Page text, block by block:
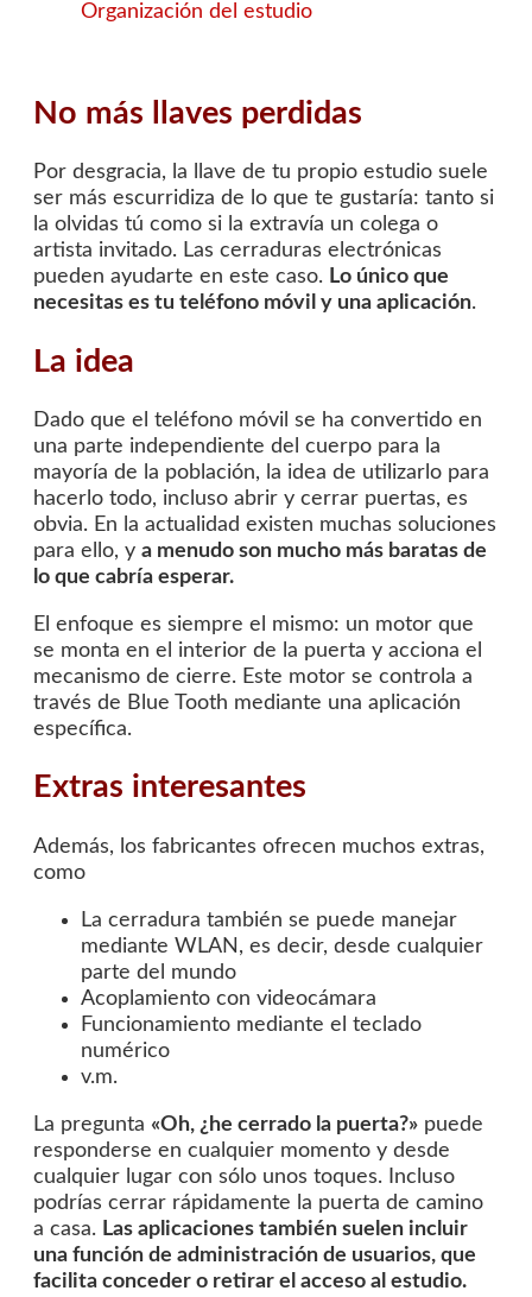
Organización del estudio
No más llaves perdidas
Por desgracia, la llave de tu propio estudio suele
ser más escurridiza de lo que te gustaría: tanto si
la olvidas tú como si la extravía un colega o
artista invitado. Las cerraduras electrónicas
pueden ayudarte en este caso. Lo único que
necesitas es tu teléfono móvil y una aplicación.
La idea
Dado que el teléfono móvil se ha convertido en
una parte independiente del cuerpo para la
mayoría de la población, la idea de utilizarlo para
hacerlo todo, incluso abrir y cerrar puertas, es
obvia. En la actualidad existen muchas soluciones
para ello, y a menudo son mucho más baratas de
lo que cabría esperar.
El enfoque es siempre el mismo: un motor que
se monta en el interior de la puerta y acciona el
mecanismo de cierre. Este motor se controla a
través de Blue Tooth mediante una aplicación
específica.
Extras interesantes
Además, los fabricantes ofrecen muchos extras,
como
La cerradura también se puede manejar
mediante WLAN, es decir, desde cualquier
parte del mundo
Acoplamiento con videocámara
Funcionamiento mediante el teclado
numérico
v.m.
La pregunta «Oh, ¿he cerrado la puerta?» puede
responderse en cualquier momento y desde
cualquier lugar con sólo unos toques. Incluso
podrías cerrar rápidamente la puerta de camino
a casa. Las aplicaciones también suelen incluir
una función de administración de usuarios, que
facilita conceder o retirar el acceso al estudio.